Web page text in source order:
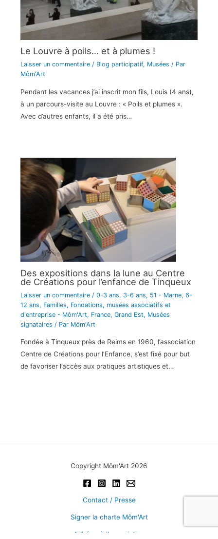
Le Louvre à poils… et à plumes !
Laisser un commentaire / Blog participatif, Musées / Par
Môm'Art
Pendant les vacances j’ai inscrit mon fils, Louis (4 ans),
à un parcours-visite au Louvre : « Poils et plumes ».
Avec d’autres enfants, il a été pris…
Des expositions dans la lune au Centre
de Créations pour l’enfance de Tinqueux
Laisser un commentaire / 0-3 ans, 3-6 ans, 51 - Marne, 6-
12 ans, Familles, Fondations, musées associatifs et
d'entreprise - Môm'Art, France, Grand Est, Musées
signataires / Par Môm'Art
Fondée à Tinqueux près de Reims en 1960, l’association
Centre de Créations pour l’Enfance, s’est fixé pour but
de favoriser l’accès aux pratiques artistiques et…
Copyright Môm'Art 2026
Contact / Presse
Signer la charte Môm'Art
Adhérer à l'association